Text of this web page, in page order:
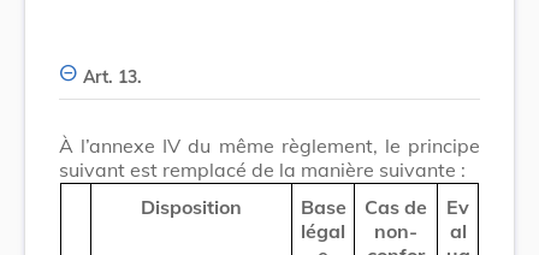
Art. 13.
À l’annexe IV du même règlement, le principe
suivant est remplacé de la manière suivante :
Disposition
Base
légal
Cas de
non-
Ev
al